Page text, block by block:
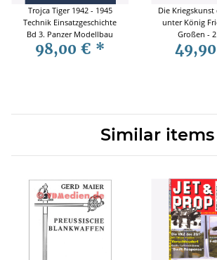
Trojca Tiger 1942 - 1945
Technik Einsatzgeschichte
Bd 3. Panzer Modellbau
98,00 € *
Die
unter König
Großen -
Similar items